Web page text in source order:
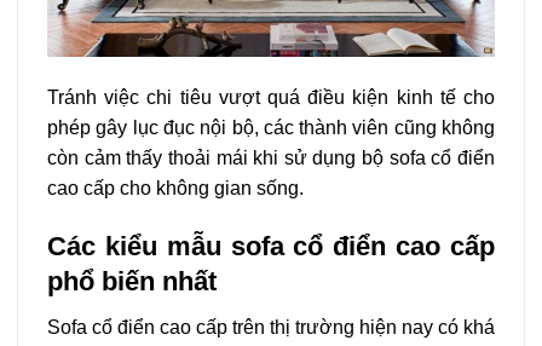
Tránh việc chi tiêu vượt quá điều kiện kinh tế cho
phép gây lục đục nội bộ, các thành viên cũng không
còn cảm thấy thoải mái khi sử dụng bộ sofa cổ điển
cao cấp cho không gian sống.
Các kiểu mẫu sofa cổ điển cao cấp
phổ biến nhất
Sofa cổ điển cao cấp trên thị trường hiện nay có khá